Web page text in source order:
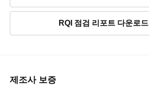
RQI 점검 리포트 다운로드
제조사 보증